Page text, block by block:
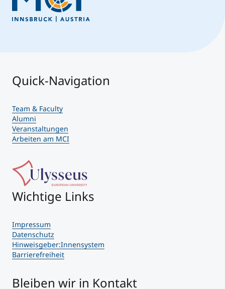
Quick-Navigation
Team & Faculty
Alumni
Veranstaltungen
Arbeiten am MCI
Wichtige Links
Impressum
Datenschutz
Hinweisgeber:Innensystem
Barrierefreiheit
Bleiben wir in Kontakt